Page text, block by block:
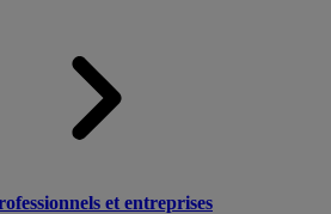
et entreprises